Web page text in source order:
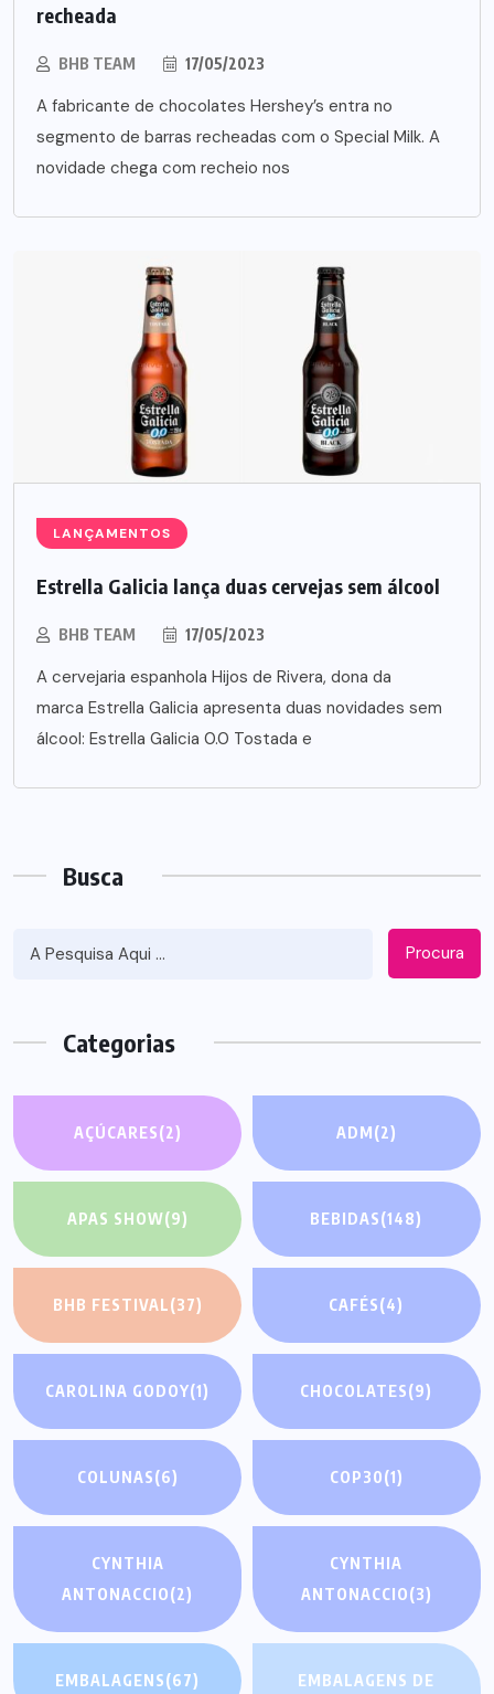
recheada
BHB TEAM 17/05/2023
A fabricante de chocolates Hershey’s entra no
segmento de barras recheadas com o Special Milk. A
novidade chega com recheio nos
LANÇAMENTOS
Estrella Galicia lança duas cervejas sem álcool
BHB TEAM 17/05/2023
A cervejaria espanhola Hijos de Rivera, dona da
marca Estrella Galicia apresenta duas novidades sem
álcool: Estrella Galicia 0.0 Tostada e
Busca
Procura
Categorias
AÇÚCARES(2) ADM(2)
APAS SHOW(9) BEBIDAS(148)
BHB FESTIVAL(37) CAFÉS(4)
CAROLINA GODOY(1) CHOCOLATES(9)
COLUNAS(6) COP30(1)
CYNTHIA
ANTONACCIO(2)
CYNTHIA
ANTONACCIO(3)
EMBALAGENS(67)
EMBALAGENS DE